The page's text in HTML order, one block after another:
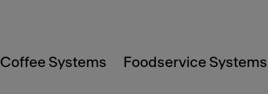
Coffee Systems Foodservice Systems